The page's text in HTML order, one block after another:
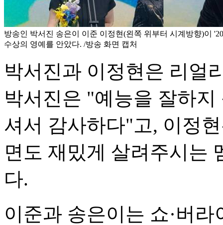
방송인 박서진 송은이 이준 이정현(왼쪽 위부터 시계방향)이
수상의 영예를 안았다. /방송 화면 캡처
박서진과 이정현은 리얼
박서진은 "예능을 잘하
셔서 감사하다"고, 이정
면도 재밌게 살려주시는
다.
이준과 송은이는 쇼·버